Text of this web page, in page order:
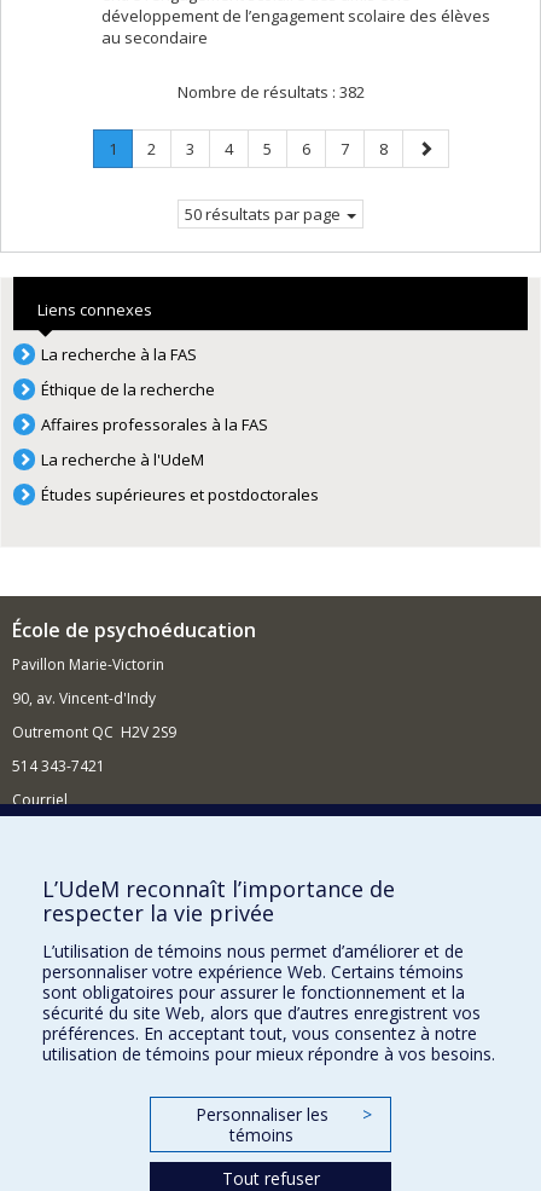
développement de l’engagement scolaire des élèves
au secondaire
Nombre de résultats : 382
Page
1
Page
Page
2 Page
3 Page
4 Page
5 Page
6 Page
7 Page
8
Page
suivante
50 résultats par page
Liens connexes
La recherche à la FAS
Éthique de la recherche
Affaires professorales à la FAS
La recherche à l'UdeM
Études supérieures et postdoctorales
École de psychoéducation
Pavillon Marie-Victorin
90, av. Vincent-d'Indy
Outremont QC H2V 2S9
514 343-7421
Courriel
Comment soutenir l'École?
BESOIN D'AIDE?
Plan du site
Signaler une erreur
Accessibilité
FACULTÉ DES ARTS ET DES SCIENCES
Nos départements et écoles
L’UdeM reconnaît l’importance de
respecter la vie privée
L’utilisation de témoins nous permet d’améliorer et de
personnaliser votre expérience Web. Certains témoins
sont obligatoires pour assurer le fonctionnement et la
sécurité du site Web, alors que d’autres enregistrent vos
préférences. En acceptant tout, vous consentez à notre
utilisation de témoins pour mieux répondre à vos besoins.
Personnaliser les
témoins
>
Tout refuser